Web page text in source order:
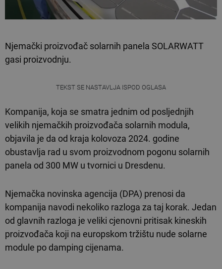
Njemački proizvođač solarnih panela SOLARWATT
gasi proizvodnju.
TEKST SE NASTAVLJA ISPOD OGLASA
Kompanija, koja se smatra jednim od posljednjih
velikih njemačkih proizvođača solarnih modula,
objavila je da od kraja kolovoza 2024. godine
obustavlja rad u svom proizvodnom pogonu solarnih
panela od 300 MW u tvornici u Dresdenu.
Njemačka novinska agencija (DPA) prenosi da
kompanija navodi nekoliko razloga za taj korak. Jedan
od glavnih razloga je veliki cjenovni pritisak kineskih
proizvođača koji na europskom tržištu nude solarne
module po damping cijenama.